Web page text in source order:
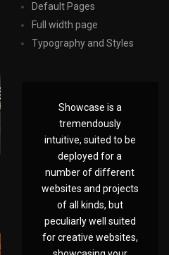
Default Pages
Full width page
Typography and Styles
Showcase is a
tremendously
intuitive, suited to be
deployed for a
number of different
websites and projects
of all kinds, but
peculiarly well suited
for creative websites,